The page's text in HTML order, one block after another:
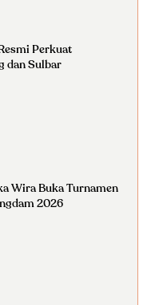
Perkuat
dan Sulbar
Wira Buka Turnamen
2026